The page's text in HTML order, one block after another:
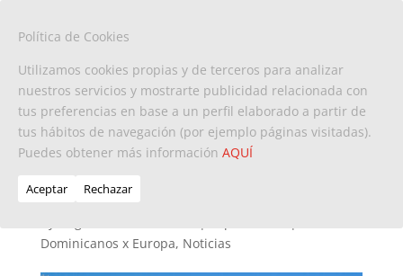
Nueva ley facilitará el
trabajo de los
extranjeros en España
Dominicanos x Europa, Noticias
Política de Cookies
Utilizamos cookies propias y de terceros para analizar
nuestros servicios y mostrarte publicidad relacionada con
tus preferencias en base a un perfil elaborado a partir de
tus hábitos de navegación (por ejemplo páginas visitadas).
Puedes obtener más información AQUÍ
Aceptar Rechazar